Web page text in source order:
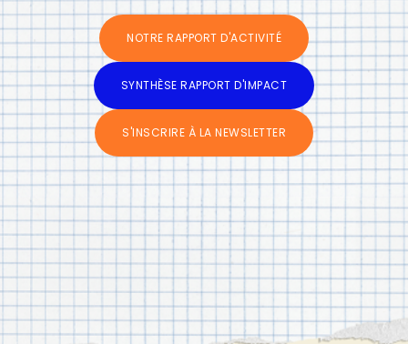
NOTRE RAPPORT D'ACTIVITÉ
SYNTHÈSE RAPPORT D'IMPACT
S'INSCRIRE À LA NEWSLETTER